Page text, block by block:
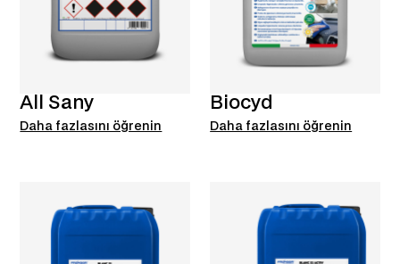
All Sany
Daha fazlasını öğrenin
Biocyd
Daha fazlasını öğrenin